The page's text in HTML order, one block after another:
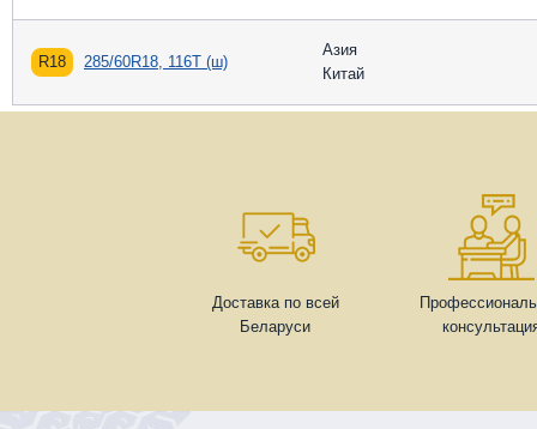
R18 285/60R18, 116T (ш)
Азия
Китай
Доставка по всей
Беларуси